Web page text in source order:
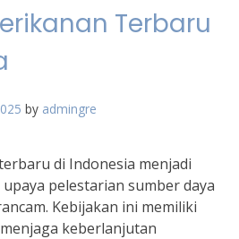
Terbaru
by admingre
di Indonesia menjadi
pelestarian sumber daya
Kebijakan ini memiliki
keberlanjutan